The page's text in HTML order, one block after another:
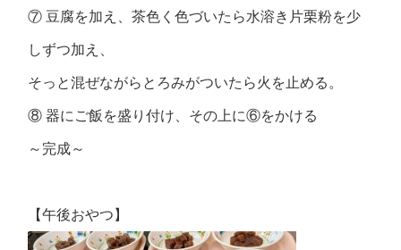
⑦ 豆腐を加え、茶色く色づいたら水溶き片栗粉を少
しずつ加え、
そっと混ぜながらとろみがついたら火を止める。
⑧ 器にご飯を盛り付け、その上に⑥をかける
～完成～
【午後おやつ】